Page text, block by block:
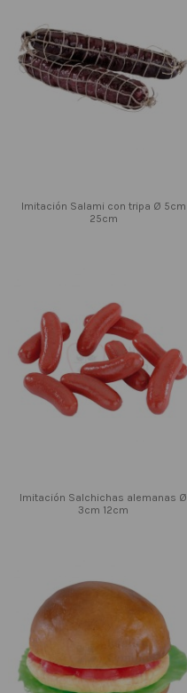
Imitación Salami con tripa Ø 5cm
25cm
Imitación Salchichas alemanas Ø
3cm 12cm